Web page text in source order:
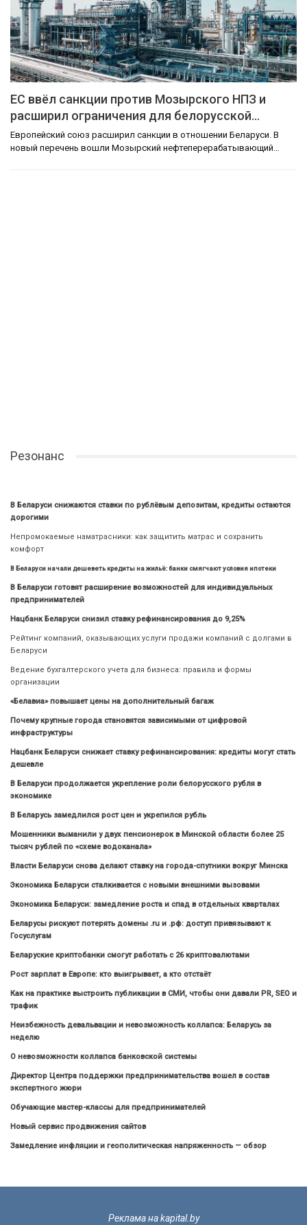
ЕС ввёл санкции против Мозырского НПЗ и
расширил ограничения для белорусской…
Европейский союз расширил санкции в отношении Беларуси. В
новый перечень вошли Мозырский нефтеперерабатывающий…
Резонанс
В Беларуси снижаются ставки по рублёвым депозитам, кредиты остаются
дорогими
Непромокаемые наматрасники: как защитить матрас и сохранить
комфорт
В Беларуси начали дешеветь кредиты на жильё: банки смягчают условия ипотеки
В Беларуси готовят расширение возможностей для индивидуальных
предпринимателей
Нацбанк Беларуси снизил ставку рефинансирования до 9,25%
Рейтинг компаний, оказывающих услуги продажи компаний с долгами в
Беларуси
Ведение бухгалтерского учета для бизнеса: правила и формы
организации
«Белавиа» повышает цены на дополнительный багаж
Почему крупные города становятся зависимыми от цифровой
инфраструктуры
Нацбанк Беларуси снижает ставку рефинансирования: кредиты могут стать
дешевле
В Беларуси продолжается укрепление роли белорусского рубля в
экономике
В Беларусь замедлился рост цен и укрепился рубль
Мошенники выманили у двух пенсионерок в Минской области более 25
тысяч рублей по «схеме водоканала»
Власти Беларуси снова делают ставку на города-спутники вокруг Минска
Экономика Беларуси сталкивается с новыми внешними вызовами
Экономика Беларуси: замедление роста и спад в отдельных кварталах
Беларусы рискуют потерять домены .ru и .рф: доступ привязывают к
Госуслугам
Беларуские криптобанки смогут работать с 26 криптовалютами
Рост зарплат в Европе: кто выигрывает, а кто отстаёт
Как на практике выстроить публикации в СМИ, чтобы они давали PR, SEO и
трафик
Неизбежность девальвации и невозможность коллапса: Беларусь за
неделю
О невозможности коллапса банковской системы
Директор Центра поддержки предпринимательства вошел в состав
экспертного жюри
Обучающие мастер-классы для предпринимателей
Новый сервис продвижения сайтов
Замедление инфляции и геополитическая напряженность — обзор
Реклама на kapital.by